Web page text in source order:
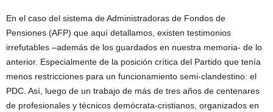
En el caso del sistema de Administradoras de Fondos de
Pensiones (AFP) que aquí detallamos, existen testimonios
irrefutables –además de los guardados en nuestra memoria- de lo
anterior. Especialmente de la posición crítica del Partido que tenía
menos restricciones para un funcionamiento semi-clandestino: el
PDC. Así, luego de un trabajo de más de tres años de centenares
de profesionales y técnicos demócrata-cristianos, organizados en